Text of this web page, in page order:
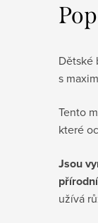
Dětské
s
Tento
které
Jsou
užívá